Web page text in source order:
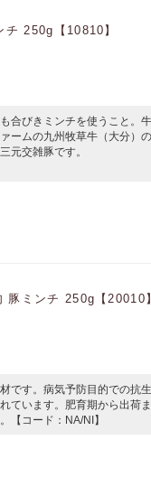
250g【10810】
合びきミンチを使うこと。
ームの九州牧草牛（大分）
元交雑豚です。
豚ミンチ 250g【20010】
です。病気予防目的での抗
ています。肥育期から出荷
【コード：NA/NI】